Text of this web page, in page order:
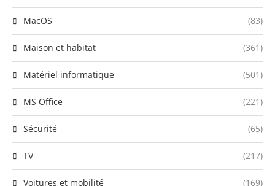
MacOS (83)
Maison et habitat (361)
Matériel informatique (501)
MS Office (221)
Sécurité (65)
TV (217)
Voitures et mobilité (169)